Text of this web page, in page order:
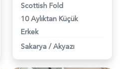
Scottish Fold
10 Aylıktan Küçük
Erkek
Sakarya / Akyazı